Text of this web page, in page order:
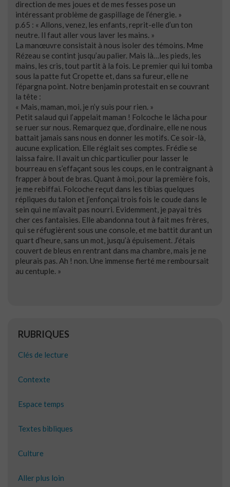
direction de mes joues et de mes fesses pose un
intéressant problème de gaspillage de l’énergie. »
p.65 : « Allons, venez, les enfants, reprit-elle d’un ton
neutre. Il faut aller vous laver les mains. »
La manœuvre consistait à nous isoler des témoins. Mme
Rézeau se contint jusqu’au palier. Mais là…les pieds, les
mains, les cris, tout partit à la fois. Le premier qui lui tomba
sous la patte fut Cropette et, dans sa fureur, elle ne
l’épargna point. Notre benjamin protestait en se couvrant
la tête :
« Mais, maman, moi, je n’y suis pour rien. »
Petit salaud qui l’appelait maman ! Folcoche le lâcha pour
se ruer sur nous. Remarquez que, d’ordinaire, elle ne nous
battait jamais sans nous en donner les motifs. Ce soir-là,
aucune explication. Elle réglait ses comptes. Frédie se
laissa faire. Il avait un chic particulier pour lasser le
bourreau en s’effaçant sous les coups, en le contraignant à
frapper à bout de bras. Quant à moi, pour la première fois,
je me rebiffai. Folcoche reçut dans les tibias quelques
répliques du talon et j’enfonçai trois fois le coude dans le
sein qui ne m’avait pas nourri. Evidemment, je payai très
cher ces fantaisies. Elle abandonna tout à fait mes frères,
qui se réfugièrent sous une console, et me battit durant un
quart d’heure, sans un mot, jusqu’à épuisement. J’étais
couvert de bleus en rentrant dans ma chambre, mais je ne
pleurais pas. Ah ! non. Une immense fierté me remboursait
au centuple. »
RUBRIQUES
Clés de lecture
Contexte
Espace temps
Textes bibliques
Culture
Aller plus loin